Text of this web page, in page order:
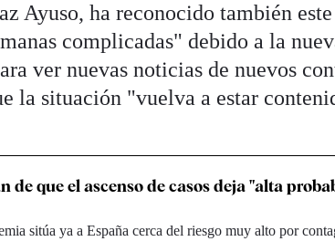
Ayuso, ha reconocido también este
complicadas" debido a la
ver nuevas noticias de nuevos
la situación "vuelva a estar
de que el ascenso de casos deja "alta
sitúa ya a España cerca del riesgo muy alto por